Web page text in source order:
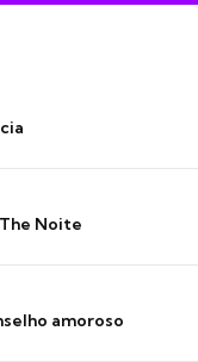
Noite
amoroso